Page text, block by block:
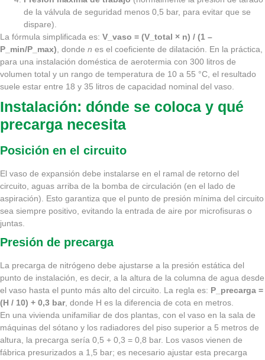
de la válvula de seguridad menos 0,5 bar, para evitar que se
dispare).
La fórmula simplificada es: V_vaso = (V_total × n) / (1 –
P_min/P_max) , donde n es el coeficiente de dilatación. En la práctica,
para una instalación doméstica de aerotermia con 300 litros de
volumen total y un rango de temperatura de 10 a 55 °C, el resultado
suele estar entre 18 y 35 litros de capacidad nominal del vaso.
Instalación: dónde se coloca y qué
precarga necesita
Posición en el circuito
El vaso de expansión debe instalarse en el ramal de retorno del
circuito, aguas arriba de la bomba de circulación (en el lado de
aspiración). Esto garantiza que el punto de presión mínima del circuito
sea siempre positivo, evitando la entrada de aire por microfisuras o
juntas.
Presión de precarga
La precarga de nitrógeno debe ajustarse a la presión estática del
punto de instalación, es decir, a la altura de la columna de agua desde
el vaso hasta el punto más alto del circuito. La regla es: P_precarga =
(H / 10) + 0,3 bar, donde H es la diferencia de cota en metros.
En una vivienda unifamiliar de dos plantas, con el vaso en la sala de
máquinas del sótano y los radiadores del piso superior a 5 metros de
altura, la precarga sería 0,5 + 0,3 = 0,8 bar. Los vasos vienen de
fábrica presurizados a 1,5 bar; es necesario ajustar esta precarga